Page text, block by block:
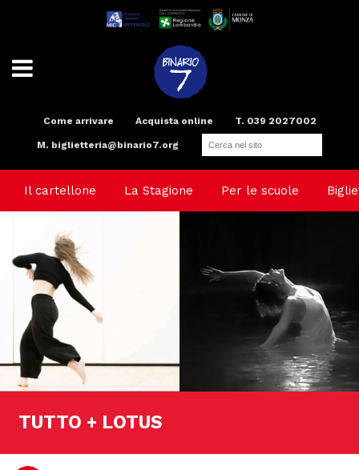
Come arrivare Acquista online T. 039 2027002
M. biglietteria@binario7.org
Teatro
Scuola di teatro
Compagnia
Radio
Spazi e Servizi
Binario Arte
Il cartellone La Stagione Per le scuole
TUTTO + LOTUS